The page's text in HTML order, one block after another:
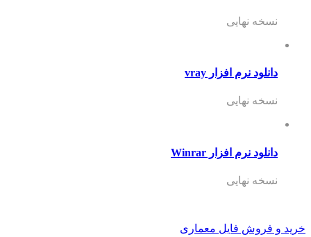
نسخه نهایی
دانلود نرم افزار vray
نسخه نهایی
دانلود نرم افزار Winrar
نسخه نهایی
خرید و فروش فایل معماری